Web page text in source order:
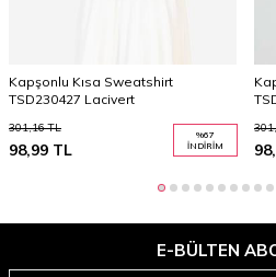
Kapşonlu Kısa Sweatshirt
TSD230427 Lacivert
301,16TL
98,99 TL
%67
İNDIRIM
E-BÜLTEN